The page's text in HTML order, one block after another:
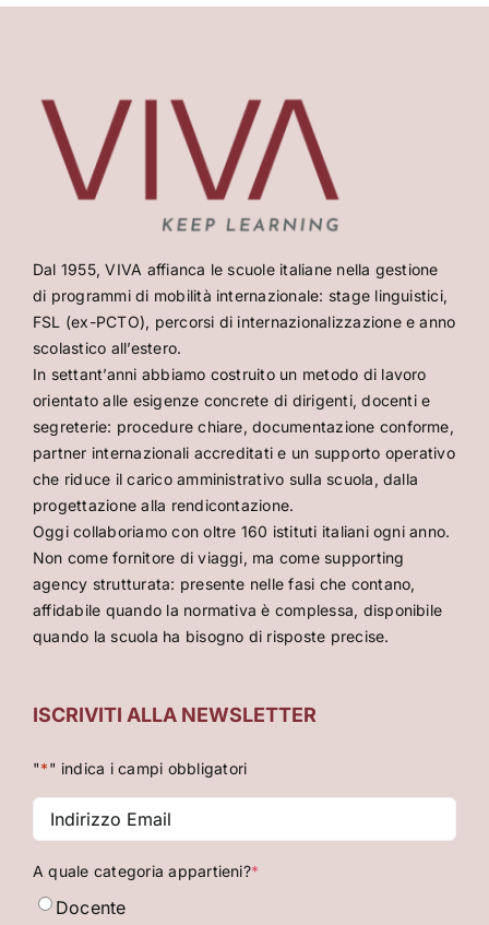
Dal 1955, VIVA affianca le scuole italiane nella gestione
di programmi di mobilità internazionale: stage linguistici,
FSL (ex-PCTO), percorsi di internazionalizzazione e anno
scolastico all’estero.
In settant’anni abbiamo costruito un metodo di lavoro
orientato alle esigenze concrete di dirigenti, docenti e
segreterie: procedure chiare, documentazione conforme,
partner internazionali accreditati e un supporto operativo
che riduce il carico amministrativo sulla scuola, dalla
progettazione alla rendicontazione.
Oggi collaboriamo con oltre 160 istituti italiani ogni anno.
Non come fornitore di viaggi, ma come supporting
agency strutturata: presente nelle fasi che contano,
affidabile quando la normativa è complessa, disponibile
quando la scuola ha bisogno di risposte precise.
ISCRIVITI ALLA NEWSLETTER
"*" indica i campi obbligatori
Indirizzo
Email*
A quale categoria appartieni?*
Docente